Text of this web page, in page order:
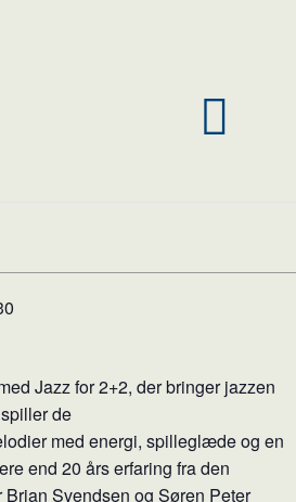
Jazz for 2+2, der bringer jazzen
de
med energi, spilleglæde og en
end 20 års erfaring fra den
Svendsen og Søren Peter